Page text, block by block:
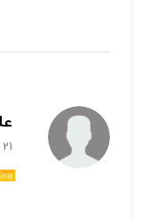
21 دی 1396